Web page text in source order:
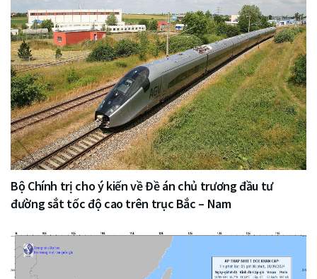
Bộ Chính trị cho ý kiến về Đề án chủ trương đầu tư
đường sắt tốc độ cao trên trục Bắc – Nam